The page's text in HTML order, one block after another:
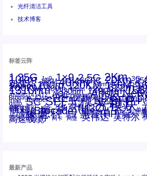
光纤清洁工具
技术博客
标签云阵
1.25G 1x9 1×9 2.5G 2Km 3G
10km 15KM 16G 16GFC 20km
28.05G 30km 40Km 50m 53.125G
100km 100m 120KM 155M
200KM 300m 400m 550m 622m
1310nm 1330nm 1490nm
ANBR-1414TZ AOC Arista Arista
Brocade Cisco CSFP光模块 DAC Dell
Intel Juniper LC MPO-LC Netgear
qsfp SC SFF光模块 SFP+
st螺纹接口 xfp 万兆 交换机 光模块
千兆光模块 华三 华三(H3C) 华为 单
博科(Brocade) 博通 友讯 多模 安华高
工业级 思科 惠普 惠普(HP) 戴尔
百兆 瞻博 网卡 网捷 英伟达 英特尔
高速线缆
最新产品